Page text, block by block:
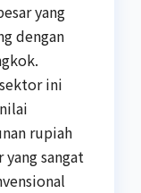
yang
dengan
ini
rupiah
sangat